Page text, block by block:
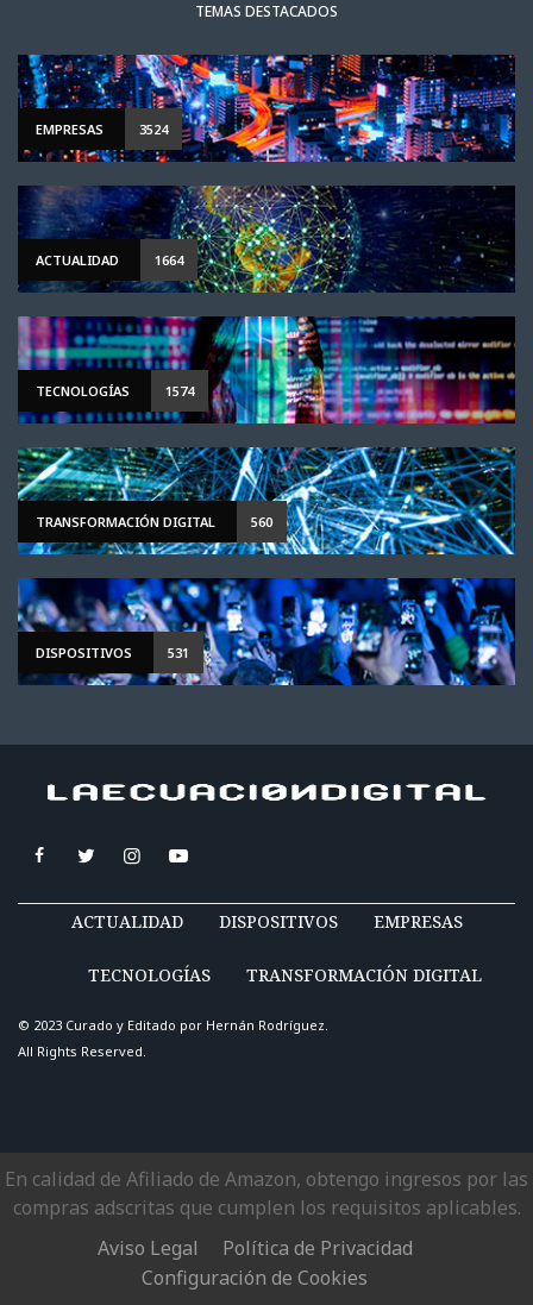
TEMAS DESTACADOS
EMPRESAS 3524
ACTUALIDAD 1664
TECNOLOGÍAS 1574
TRANSFORMACIÓN DIGITAL 560
DISPOSITIVOS 531
ACTUALIDAD DISPOSITIVOS EMPRESAS
TECNOLOGÍAS TRANSFORMACIÓN DIGITAL
© 2023 Curado y Editado por Hernán Rodríguez.
All Rights Reserved.
En calidad de Afiliado de Amazon, obtengo ingresos por las
compras adscritas que cumplen los requisitos aplicables.
Aviso Legal
Política de Privacidad
Configuración de Cookies